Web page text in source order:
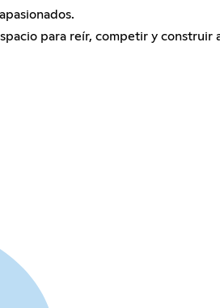
para reír, competir y